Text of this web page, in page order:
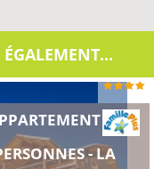
ÉGALEMENT...
10
- LA